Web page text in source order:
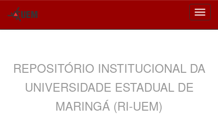
REPOSITÓRIO INSTITUCIONAL DA
UNIVERSIDADE ESTADUAL DE
MARINGÁ (RI-UEM)